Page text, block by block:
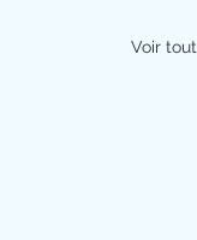
Voir tout